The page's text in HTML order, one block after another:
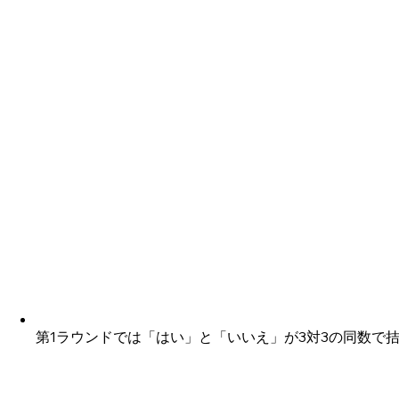
第1ラウンドでは「はい」と「いいえ」が3対3の同数で